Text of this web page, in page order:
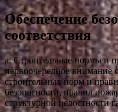
Обеспечение
соответствия
а. Строительные нормы и
первоочередное
строительных норм и
безопасности, правил
структурной целостности